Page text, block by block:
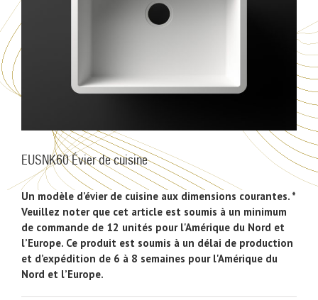
EUSNK60 Évier de cuisine
Un modèle d’évier de cuisine aux dimensions courantes. *
Veuillez noter que cet article est soumis à un minimum
de commande de 12 unités pour l'Amérique du Nord et
l’Europe. Ce produit est soumis à un délai de production
et d’expédition de 6 à 8 semaines pour l'Amérique du
Nord et l’Europe.